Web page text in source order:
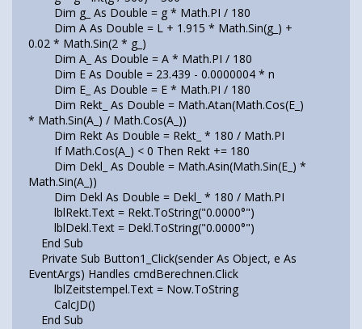
Dim g_ As Double = g * Math.PI / 180
Dim A As Double = L + 1.915 * Math.Sin(g_) +
0.02 * Math.Sin(2 * g_)
Dim A_ As Double = A * Math.PI / 180
Dim E As Double = 23.439 - 0.0000004 * n
Dim E_ As Double = E * Math.PI / 180
Dim Rekt_ As Double = Math.Atan(Math.Cos(E_)
* Math.Sin(A_) / Math.Cos(A_))
Dim Rekt As Double = Rekt_ * 180 / Math.PI
If Math.Cos(A_) < 0 Then Rekt += 180
Dim Dekl_ As Double = Math.Asin(Math.Sin(E_) *
Math.Sin(A_))
Dim Dekl As Double = Dekl_ * 180 / Math.PI
lblRekt.Text = Rekt.ToString("0.0000°")
lblDekl.Text = Dekl.ToString("0.0000°")
End Sub
Private Sub Button1_Click(sender As Object, e As
EventArgs) Handles cmdBerechnen.Click
lblZeitstempel.Text = Now.ToString
CalcJD()
End Sub